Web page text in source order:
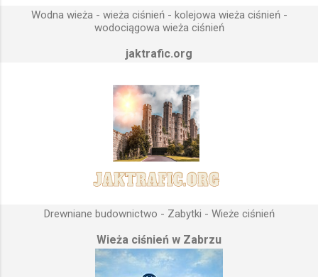
umieszczona wyżej, niż instalacje wodne znajdujące się u
odbiorców. Schema...
Wodna wieża - wieża ciśnień - kolejowa wieża ciśnień -
wodociągowa wieża ciśnień
jaktrafic.org
Drewniane budownictwo - Zabytki - Wieże ciśnień
Wieża ciśnień w Zabrzu